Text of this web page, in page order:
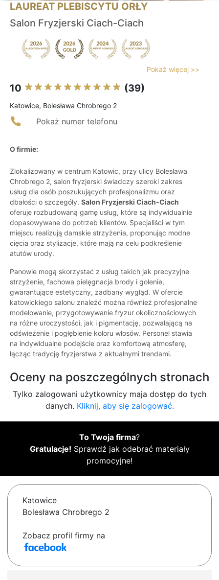
LAUREAT PLEBISCYTU ORŁY
Salon Fryzjerski Ciach-Ciach
Pokaż więcej >>
10 (39)
Katowice, Bolesława Chrobrego 2
Pokaż numer telefonu
O firmie:
Zlokalizowany w centrum Katowic, przy ulicy Bolesława
Chrobrego 2, salon fryzjerski świadczy szeroki zakres
usług dla osób poszukujących profesjonalizmu oraz
dbałości o szczegóły. Salon Fryzjerski Ciach-Ciach
oferuje rozbudowaną gamę usług, które są indywidualnie
dopasowywane do potrzeb klientów. Specjaliści w tym
miejscu realizują damskie strzyżenia, proponując modne
cięcia oraz stylizacje, które mają na celu podkreślenie
atutów urody.
Panowie mogą skorzystać z usług takich jak precyzyjne
strzyżenie, fachowa pielęgnacja brody i golenie,
gwarantujące estetyczny, zadbany wygląd. W ofercie
katowickiego salonu znaleźć można również profesjonalne
modelowanie, przygotowywanie fryzur okolicznościowych
na różne uroczystości, jak i pigmentację, pozwalającą na
odświeżenie i pogłębienie koloru włosów. Personel stawia
na indywidualne podejście oraz komfortową atmosferę,
łącząc tradycję fryzjerstwa z aktualnymi trendami.
Oceny na poszczególnych stronach
Tylko zalogowani użytkownicy maja dostęp do tych
danych. Kliknij, aby się zalogować.
To Twoja firma?
Gratulacje! Sprawdź jak odebrać materiały
promocyjne!
Katowice
Bolesława Chrobrego 2
Zobacz profil firmy na